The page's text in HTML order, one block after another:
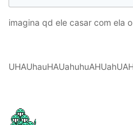
imagina qd ele casar com ela